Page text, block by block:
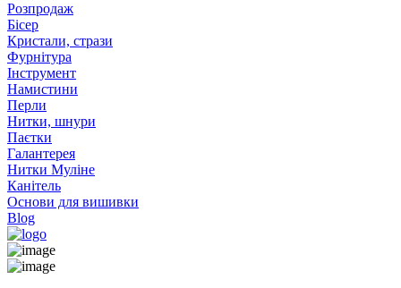
Розпродаж
Бісер
Кристали, стрази
Фурнітура
Інструмент
Намистини
Перли
Нитки, шнури
Паєтки
Галантерея
Нитки Муліне
Канітель
Основи для вишивки
Blog